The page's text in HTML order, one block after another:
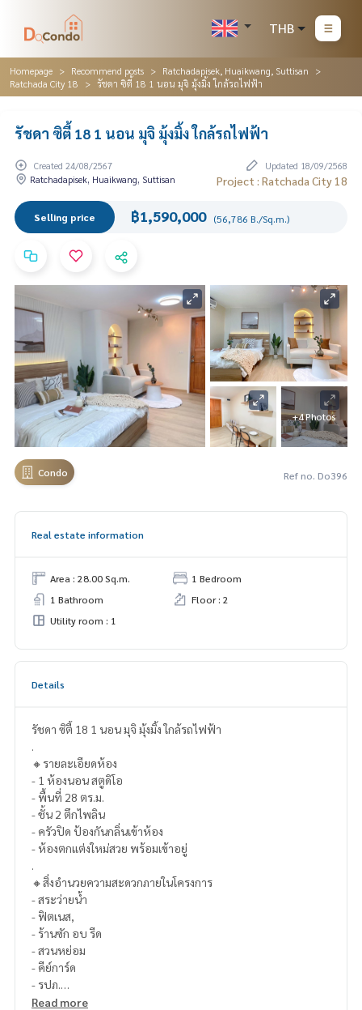
THB
Homepage Recommend posts
Ratchadapisek, Huaikwang, Suttisan
Ratchada City 18
รัชดา ซิตี้ 18 1 นอน มุจิ มุ้งมิ้ง ใกล้รถไฟฟ้า
รัชดา ซิตี้ 18 1 นอน มุจิ มุ้งมิ้ง ใกล้รถไฟฟ้า
Created 24/08/2567
Updated 18/09/2568
Ratchadapisek, Huaikwang, Suttisan
Project : Ratchada City 18
Selling price ฿1,590,000 (56,786 B./Sq.m.)
+4 Photos
Condo Ref no. Do396
Real estate information
Area : 28.00 Sq.m.
1 Bedroom
1 Bathroom
Floor : 2
Utility room : 1
Details
รัชดา ซิตี้ 18 1 นอน มุจิ มุ้งมิ้ง ใกล้รถไฟฟ้า
.
🔸รายละเอียดห้อง
- 1 ห้องนอน สตูดิโอ
- พื้นที่ 28 ตร.ม.
- ชั้น 2 ตึกไพลิน
- ครัวปิด ป้องกันกลิ่นเข้าห้อง
- ห้องตกแต่งใหม่สวย พร้อมเข้าอยู่
.
🔸สิ่งอำนวยความสะดวกภายในโครงการ
- สระว่ายน้ำ
- ฟิตเนส,
- ร้านซัก อบ รีด
- สวนหย่อม
- คีย์การ์ด
- รปภ.
- กล้องวงจรปิด
Read more